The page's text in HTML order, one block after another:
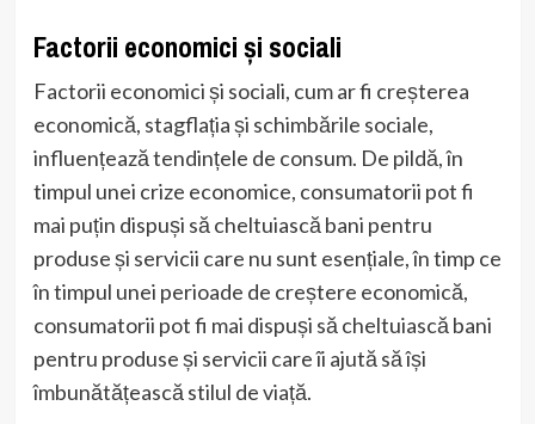
Factorii economici și sociali
Factorii economici și sociali, cum ar fi creșterea
economică, stagflația și schimbările sociale,
influențează tendințele de consum. De pildă, în
timpul unei crize economice, consumatorii pot fi
mai puțin dispuși să cheltuiască bani pentru
produse și servicii care nu sunt esențiale, în timp ce
în timpul unei perioade de creștere economică,
consumatorii pot fi mai dispuși să cheltuiască bani
pentru produse și servicii care îi ajută să își
îmbunătățească stilul de viață.